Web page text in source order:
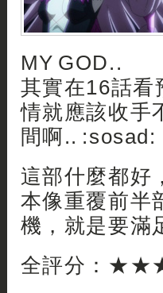
MY GOD..
其實在16話看
情就應該收手
間啊.. :sosad:
這部什麼都好
本像重覆前半
機，就是要滿
全評分：